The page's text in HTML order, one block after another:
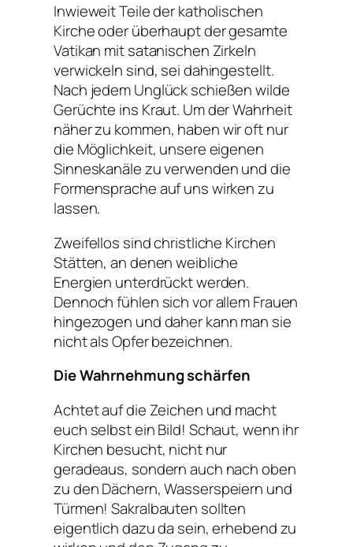
Inwieweit Teile der katholischen
Kirche oder überhaupt der gesamte
Vatikan mit satanischen Zirkeln
verwickeln sind, sei dahingestellt.
Nach jedem Unglück schießen wilde
Gerüchte ins Kraut. Um der Wahrheit
näher zu kommen, haben wir oft nur
die Möglichkeit, unsere eigenen
Sinneskanäle zu verwenden und die
Formensprache auf uns wirken zu
lassen.
Zweifellos sind christliche Kirchen
Stätten, an denen weibliche
Energien unterdrückt werden.
Dennoch fühlen sich vor allem Frauen
hingezogen und daher kann man sie
nicht als Opfer bezeichnen.
Die Wahrnehmung schärfen
Achtet auf die Zeichen und macht
euch selbst ein Bild! Schaut, wenn ihr
Kirchen besucht, nicht nur
geradeaus, sondern auch nach oben
zu den Dächern, Wasserspeiern und
Türmen! Sakralbauten sollten
eigentlich dazu da sein, erhebend zu